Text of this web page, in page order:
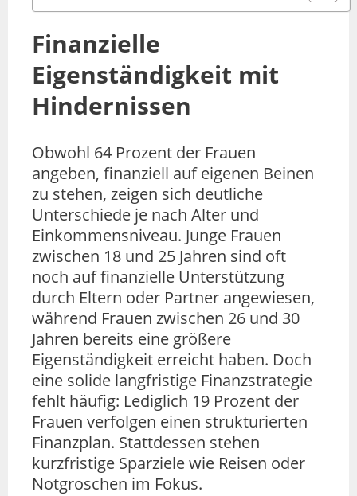
Finanzielle
Eigenständigkeit mit
Hindernissen
Obwohl 64 Prozent der Frauen
angeben, finanziell auf eigenen Beinen
zu stehen, zeigen sich deutliche
Unterschiede je nach Alter und
Einkommensniveau. Junge Frauen
zwischen 18 und 25 Jahren sind oft
noch auf finanzielle Unterstützung
durch Eltern oder Partner angewiesen,
während Frauen zwischen 26 und 30
Jahren bereits eine größere
Eigenständigkeit erreicht haben. Doch
eine solide langfristige Finanzstrategie
fehlt häufig: Lediglich 19 Prozent der
Frauen verfolgen einen strukturierten
Finanzplan. Stattdessen stehen
kurzfristige Sparziele wie Reisen oder
Notgroschen im Fokus.